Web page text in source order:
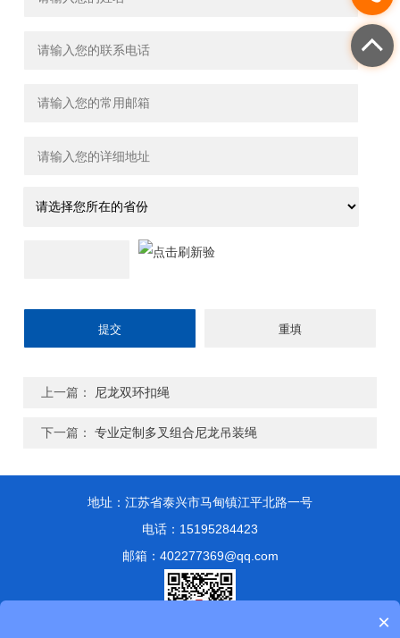
上一篇： 尼龙双环扣绳
下一篇：专业定制多叉组合尼龙吊装绳
地址：江苏省泰兴市马甸镇江平北路一号
电话：15195284423
邮箱：402277369@qq.com
×